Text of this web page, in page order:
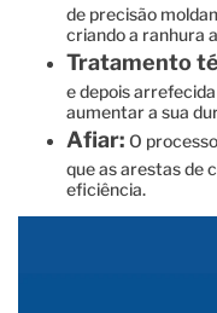
de precisão
criando a ranhura
Tratamento
e depois
aumentar a sua
Afiar: O
que as arestas de
eficiência.